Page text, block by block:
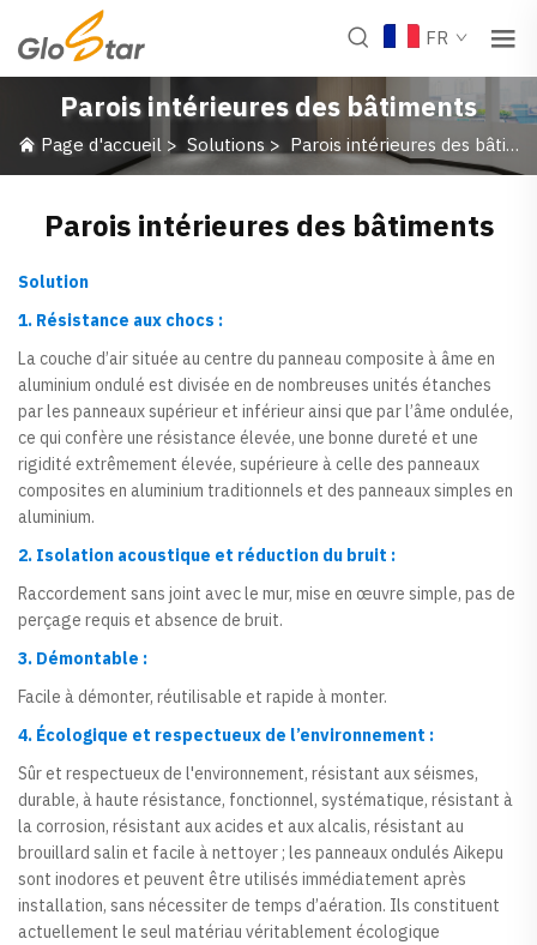
FR
Parois intérieures des bâtiments
Page d'accueil > Solutions > Parois intérieures des bâtiments
Parois intérieures des bâtiments
Solution
1. Résistance aux chocs :
La couche d’air située au centre du panneau composite à âme en
aluminium ondulé est divisée en de nombreuses unités étanches
par les panneaux supérieur et inférieur ainsi que par l’âme ondulée,
ce qui confère une résistance élevée, une bonne dureté et une
rigidité extrêmement élevée, supérieure à celle des panneaux
composites en aluminium traditionnels et des panneaux simples en
aluminium.
2. Isolation acoustique et réduction du bruit :
Raccordement sans joint avec le mur, mise en œuvre simple, pas de
perçage requis et absence de bruit.
3. Démontable :
Facile à démonter, réutilisable et rapide à monter.
4. Écologique et respectueux de l’environnement :
Sûr et respectueux de l'environnement, résistant aux séismes,
durable, à haute résistance, fonctionnel, systématique, résistant à
la corrosion, résistant aux acides et aux alcalis, résistant au
brouillard salin et facile à nettoyer ; les panneaux ondulés Aikepu
sont inodores et peuvent être utilisés immédiatement après
installation, sans nécessiter de temps d’aération. Ils constituent
actuellement le seul matériau véritablement écologique